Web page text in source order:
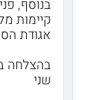
בנוסף,
קיימות
אגודת
בהצלחה
שני